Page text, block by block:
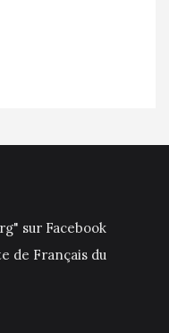
sur Facebook
de Français du